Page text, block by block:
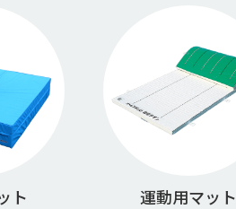
ト 運動用マット